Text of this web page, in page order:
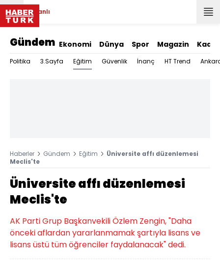
Canlı
Gündem Ekonomi Dünya Spor Magazin Kadın
Politika 3.Sayfa Eğitim Güvenlik İnanç HT Trend
Haberler Gündem Eğitim
Üniversite affı düzenlemesi
Meclis'te
Üniversite affı düzenlemesi
Meclis'te
AK Parti Grup Başkanvekili Özlem Zengin, "Daha
önceki aflardan yararlanmamak şartıyla lisans ve
lisans üstü tüm öğrenciler faydalanacak" dedi.